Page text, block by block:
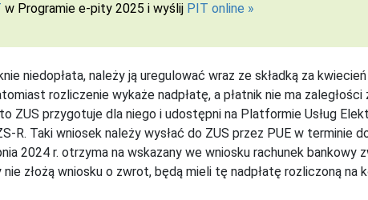
w Programie e-pity 2025 i wyślij PIT online
niedopłata, należy ją uregulować wraz ze składką za
rozliczenie wykaże nadpłatę, a płatnik nie ma zaległości
ZUS przygotuje dla niego i udostępni na Platformie Usług
R. Taki wniosek należy wysłać do ZUS przez PUE w terminie
2024 r. otrzyma na wskazany we wniosku rachunek bankowy
złożą wniosku o zwrot, będą mieli tę nadpłatę rozliczoną na